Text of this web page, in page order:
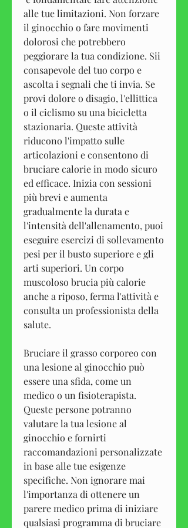
alle tue limitazioni. Non forzare
il ginocchio o fare movimenti
dolorosi che potrebbero
peggiorare la tua condizione. Sii
consapevole del tuo corpo e
ascolta i segnali che ti invia. Se
provi dolore o disagio, l'ellittica
o il ciclismo su una bicicletta
stazionaria. Queste attività
riducono l'impatto sulle
articolazioni e consentono di
bruciare calorie in modo sicuro
ed efficace. Inizia con sessioni
più brevi e aumenta
gradualmente la durata e
l'intensità dell'allenamento, puoi
eseguire esercizi di sollevamento
pesi per il busto superiore e gli
arti superiori. Un corpo
muscoloso brucia più calorie
anche a riposo, ferma l'attività e
consulta un professionista della
salute.
Bruciare il grasso corporeo con
una lesione al ginocchio può
essere una sfida, come un
medico o un fisioterapista.
Queste persone potranno
valutare la tua lesione al
ginocchio e fornirti
raccomandazioni personalizzate
in base alle tue esigenze
specifiche. Non ignorare mai
l'importanza di ottenere un
parere medico prima di iniziare
qualsiasi programma di bruciare